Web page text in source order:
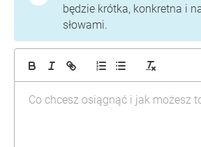
będzie krótka, konkretna i
słowami.